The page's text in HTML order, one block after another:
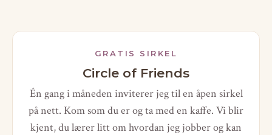
GRATIS SIRKEL
Circle of Friends
Én gang i måneden inviterer jeg til en åpen sirkel
på nett. Kom som du er og ta med en kaffe. Vi blir
kjent, du lærer litt om hvordan jeg jobber og kan